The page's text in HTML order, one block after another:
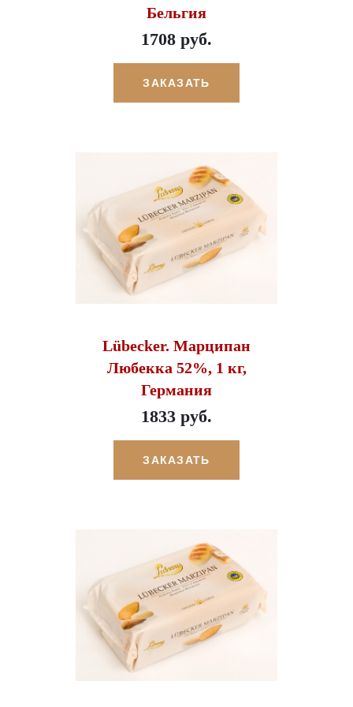
Бельгия
1708 руб.
ЗАКАЗАТЬ
Lübecker. Марципан
Любекка 52%, 1 кг,
Германия
1833 руб.
ЗАКАЗАТЬ